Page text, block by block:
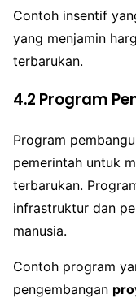
Contoh insentif
yang menjamin
terbarukan.
4.2 Program
Program
pemerintah untuk
terbarukan.
infrastruktur dan
manusia.
Contoh program
pengembangan